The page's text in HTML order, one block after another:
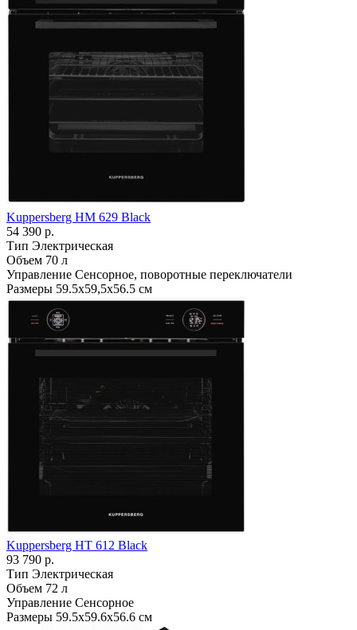
Kuppersberg HM 629 Black
54 390 р.
Тип Электрическая
Объем 70 л
Управление Сенсорное, поворотные переключатели
Размеры 59.5х59,5х56.5 см
Kuppersberg HT 612 Black
93 790 р.
Тип Электрическая
Объем 72 л
Управление Сенсорное
Размеры 59.5х59.6х56.6 см